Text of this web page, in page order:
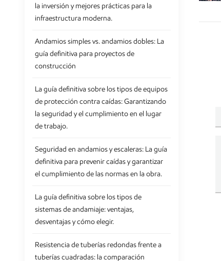
la inversión y mejores prácticas para la
infraestructura moderna.
Andamios simples vs. andamios dobles: La
guía definitiva para proyectos de
construcción
La guía definitiva sobre los tipos de equipos
de protección contra caídas: Garantizando
la seguridad y el cumplimiento en el lugar
de trabajo.
Seguridad en andamios y escaleras: La guía
definitiva para prevenir caídas y garantizar
el cumplimiento de las normas en la obra.
La guía definitiva sobre los tipos de
sistemas de andamiaje: ventajas,
desventajas y cómo elegir.
Resistencia de tuberías redondas frente a
tuberías cuadradas: la comparación